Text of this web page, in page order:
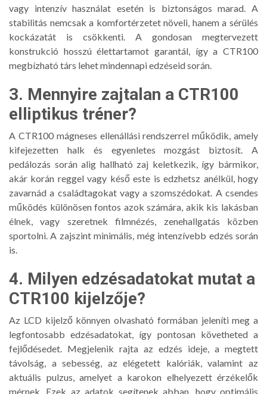
vagy intenzív használat esetén is biztonságos marad. A
stabilitás nemcsak a komfortérzetet növeli, hanem a sérülés
kockázatát is csökkenti. A gondosan megtervezett
konstrukció hosszú élettartamot garantál, így a CTR100
megbízható társ lehet mindennapi edzéseid során.
3. Mennyire zajtalan a CTR100
elliptikus tréner?
A CTR100 mágneses ellenállási rendszerrel működik, amely
kifejezetten halk és egyenletes mozgást biztosít. A
pedálozás során alig hallható zaj keletkezik, így bármikor,
akár korán reggel vagy késő este is edzhetsz anélkül, hogy
zavarnád a családtagokat vagy a szomszédokat. A csendes
működés különösen fontos azok számára, akik kis lakásban
élnek, vagy szeretnek filmnézés, zenehallgatás közben
sportolni. A zajszint minimális, még intenzívebb edzés során
is.
4. Milyen edzésadatokat mutat a
CTR100 kijelzője?
Az LCD kijelző könnyen olvasható formában jeleníti meg a
legfontosabb edzésadatokat, így pontosan követheted a
fejlődésedet. Megjelenik rajta az edzés ideje, a megtett
távolság, a sebesség, az elégetett kalóriák, valamint az
aktuális pulzus, amelyet a karokon elhelyezett érzékelők
mérnek. Ezek az adatok segítenek abban, hogy optimális